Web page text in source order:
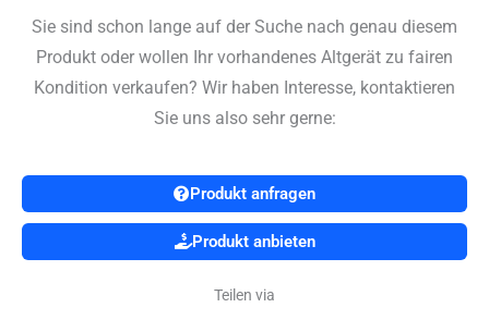
Sie sind schon lange auf der Suche nach genau diesem
Produkt oder wollen Ihr vorhandenes Altgerät zu fairen
Kondition verkaufen? Wir haben Interesse, kontaktieren
Sie uns also sehr gerne:
Produkt anfragen
Produkt anbieten
Teilen via